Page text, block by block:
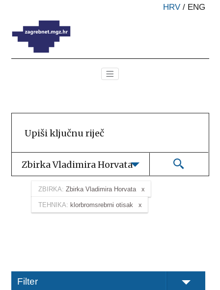
HRV / ENG
Zbirka Vladimira Horvata
ZBIRKA: Zbirka Vladimira Horvata
TEHNIKA: klorbromsrebrni otisak
Filter